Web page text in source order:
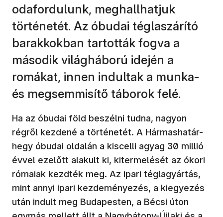
odafordulunk, meghallhatjuk
történetét. Az óbudai téglaszárító
barakkokban tartották fogva a
második világháború idején a
romákat, innen indultak a munka-
és megsemmisítő táborok felé.
Ha az óbudai föld beszélni tudna, nagyon
régről kezdené a történetét. A Hármashatár-
hegy óbudai oldalán a kiscelli agyag 30 millió
évvel ezelőtt alakult ki, kitermelését az ókori
rómaiak kezdték meg. Az ipari téglagyártás,
mint annyi ipari kezdeményezés, a kiegyezés
után indult meg Budapesten, a Bécsi úton